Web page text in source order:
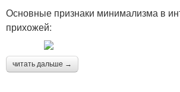
Основные признаки минимализма в
прихожей:
читать дальше →